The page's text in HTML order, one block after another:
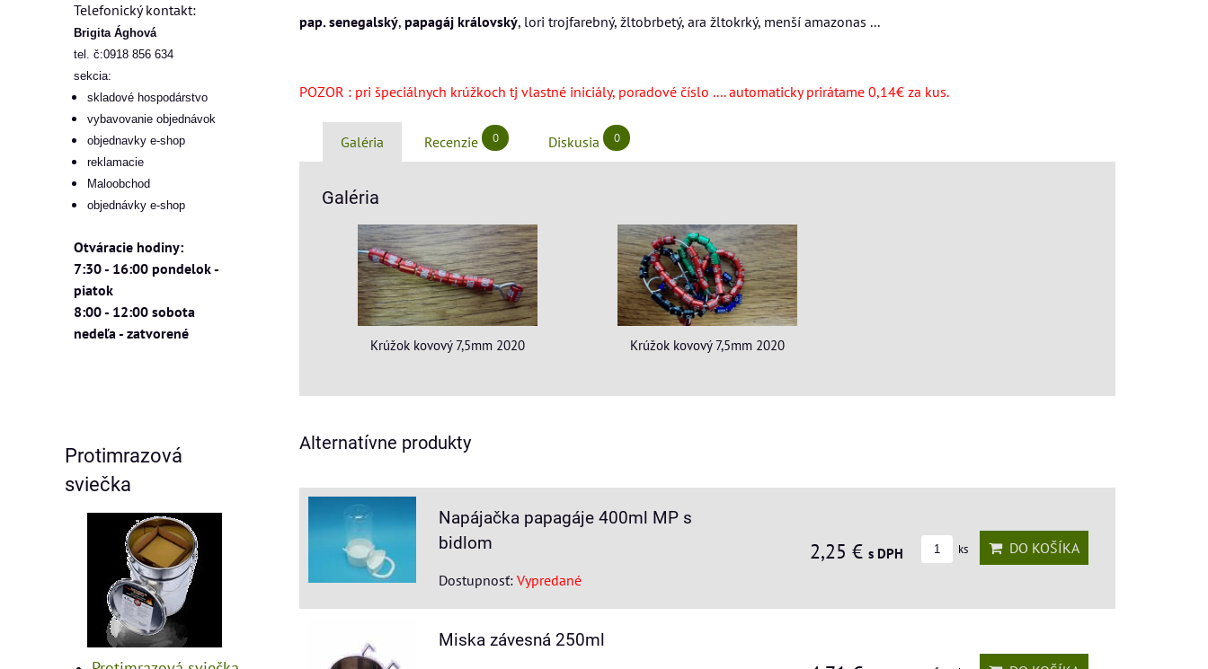
pap. senegalský, papagáj královský, lori trojfarebný, žltobrbetý, ara žltokrký, menší amazonas ...
POZOR : pri špeciálnych krúžkoch tj vlastné iniciály, poradové číslo .... automaticky prirátame 0,14€ za kus.
Galéria Recenzie 0 Diskusia 0
Galéria
Krúžok kovový 7,5mm 2020 Krúžok kovový 7,5mm 2020
Alternatívne produkty
Napájačka papagáje 400ml MP s
bidlom
Dostupnosť: Vypredané
2,25 € s DPH ks DO KOŠÍKA
Miska závesná 250ml
Telefonický kontakt:
Brigita Ághová
tel. č:0918 856 634
sekcia:
skladové hospodárstvo
vybavovanie objednávok
objednavky e-shop
reklamacie
Maloobchod
objednávky e-shop
Otváracie hodiny:
7:30 - 16:00 pondelok -
piatok
8:00 - 12:00 sobota
nedeľa - zatvorené
Protimrazová
sviečka